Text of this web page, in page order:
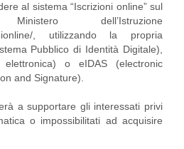
al sistema “Iscrizioni online” sul
dell’Istruzione
, utilizzando la propria
Pubblico di Identità Digitale),
o eIDAS (electronic
and Signature).
a supportare gli interessati privi
o impossibilitati ad acquisire